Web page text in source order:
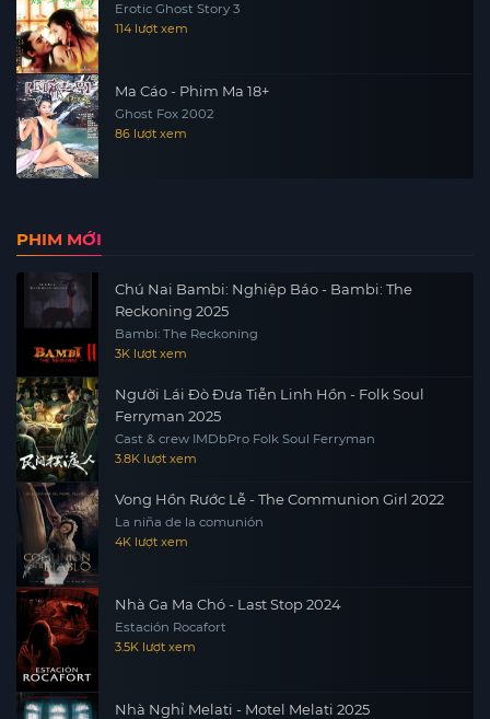
Erotic Ghost Story 3
114 lượt xem
Ma Cáo - Phim Ma 18+
Ghost Fox 2002
86 lượt xem
PHIM MỚI
Chú Nai Bambi: Nghiệp Báo - Bambi: The
Reckoning 2025
Bambi: The Reckoning
3K lượt xem
Người Lái Đò Đưa Tiễn Linh Hồn - Folk Soul
Ferryman 2025
Cast & crew IMDbPro Folk Soul Ferryman
3.8K lượt xem
Vong Hồn Rước Lễ - The Communion Girl 2022
La niña de la comunión
4K lượt xem
Nhà Ga Ma Chó - Last Stop 2024
Estación Rocafort
3.5K lượt xem
Nhà Nghỉ Melati - Motel Melati 2025